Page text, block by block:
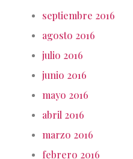
septiembre 2016
agosto 2016
julio 2016
junio 2016
mayo 2016
abril 2016
marzo 2016
febrero 2016